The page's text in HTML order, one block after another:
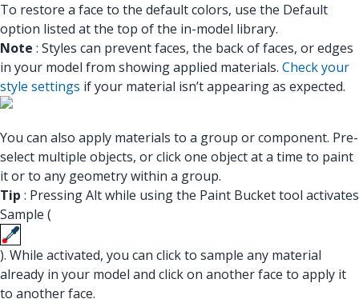
To restore a face to the default colors, use the Default
option listed at the top of the in-model library.
Note : Styles can prevent faces, the back of faces, or edges
in your model from showing applied materials. Check your
style settings if your material isn’t appearing as expected.
You can also apply materials to a group or component. Pre-
select multiple objects, or click one object at a time to paint
it or to any geometry within a group.
Tip : Pressing Alt while using the Paint Bucket tool activates
Sample (
). While activated, you can click to sample any material
already in your model and click on another face to apply it
to another face.